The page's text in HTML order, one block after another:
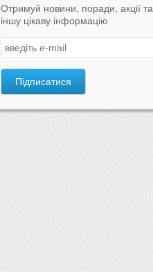
Отримуй новини, поради, акції та
іншу цікаву інформацію
Підписатися